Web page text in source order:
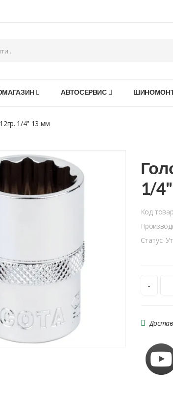
АВТОСЕРВИС
1/4" 13 мм
1/
Код
Статус:
-